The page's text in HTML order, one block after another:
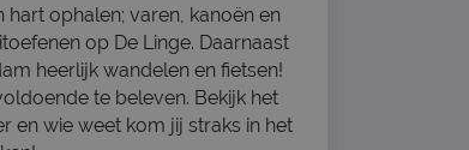
ophalen; varen, kanoën en
op De Linge. Daarnaast
heerlijk wandelen en fietsen!
te beleven. Bekijk het
en wie weet kom jij straks in het